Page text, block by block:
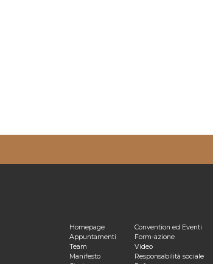
Privacy PolicyHomepage
Appuntamenti
Team
Manifesto
Convention ed Eventi
Form-azione
Video
Responsabilità sociale